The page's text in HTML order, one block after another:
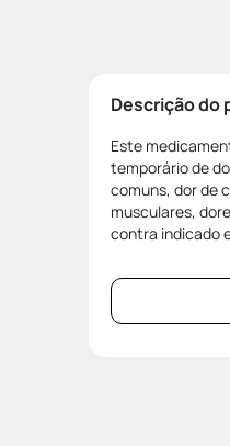
Descrição do
Este
temporário de
comuns, dor de
musculares,
contra indicado